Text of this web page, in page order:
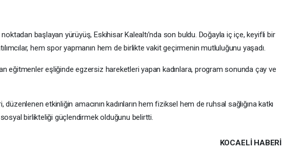
noktadan başlayan yürüyüş, Eskihisar Kalealtı’nda son buldu. Doğayla iç içe, keyifli bir
hem spor yapmanın hem de birlikte vakit geçirmenin mutluluğunu yaşadı.
eğitmenler eşliğinde egzersiz hareketleri yapan kadınlara, program sonunda çay ve
düzenlenen etkinliğin amacının kadınların hem fiziksel hem de ruhsal sağlığına katkı
birlikteliği güçlendirmek olduğunu belirtti.
KOCAELI HABERİ